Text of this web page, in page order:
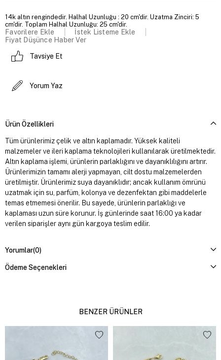
14k altın rengindedir. Halhal Uzunluğu : 20 cm'dir. Uzatma Zinciri: 5
cm'dir. Toplam Halhal Uzunluğu: 25 cm'dir.
Favorilere Ekle
İstek Listeme Ekle
Fiyat Düşünce Haber Ver
Tavsiye Et
Yorum Yaz
Ürün Özellikleri
Tüm ürünlerimiz çelik ve altın kaplamadır. Yüksek kaliteli
malzemeler ve ileri kaplama teknolojileri kullanılarak üretilmektedir.
Altın kaplama işlemi, ürünlerin parlaklığını ve dayanıklılığını artırır.
Ürünlerimizin tamamı alerji yapmayan, cilt dostu malzemelerden
üretilmiştir. Ürünlerimiz suya dayanıklıdır; ancak kullanım ömrünü
uzatmak için su, parfüm, kolonya ve dezenfektan gibi maddelerle
temas etmemesi önerilir. Bu sayede, ürünlerin parlaklığı ve
kaplaması uzun süre korunur. İş günlerinde saat 16:00 ya kadar
verilen siparişler aynı gün kargoya teslim edilir.
Yorumlar(0)
Ödeme Seçenekleri
BENZER ÜRÜNLER